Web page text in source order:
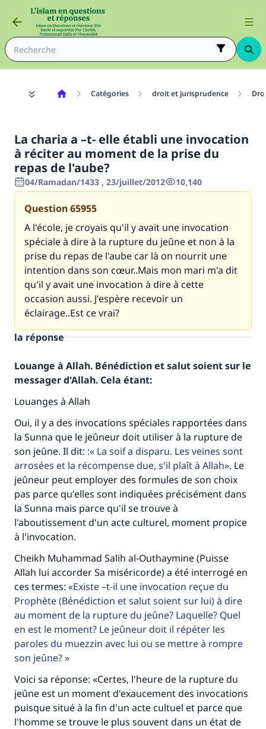
Catégories droit et jurisprudence
La charia a –t- elle établi une invocation
à réciter au moment de la prise du
repas de l'aube?
04/Ramadan/1433 , 23/juillet/2012 10,140
Question65955
A l'école, je croyais qu'il y avait une invocation
spéciale à dire à la rupture du jeûne et non à la
prise du repas de l'aube car là on nourrit une
intention dans son cœur..Mais mon mari m'a dit
qu'il y avait une invocation à dire à cette
occasion aussi. J'espère recevoir un
éclairage..Est ce vrai?
la réponse
Louange à Allah. Bénédiction et salut soient sur le
messager d'Allah. Cela étant:
Louanges à Allah
Oui, il y a des invocations spéciales rapportées dans
la Sunna que le jeûneur doit utiliser à la rupture de
son jeûne. Il dit: :
La soif a disparu. Les veines sont
arrosées et la récompense due, s'il plaît à Allah . Le
jeûneur peut employer des formules de son choix
pas parce qu'elles sont indiquées précisément dans
la Sunna mais parce qu'il se trouve à
l'aboutissement d'un acte culturel, moment propice
à l'invocation.
Cheikh Muhammad Salih al-Outhaymine (Puisse
Allah lui accorder Sa miséricorde) a été interrogé en
ces termes:
Existe –t-il une invocation reçue du
Prophète (Bénédiction et salut soient sur lui) à dire
au moment de la rupture du jeûne? Laquelle? Quel
en est le moment? Le jeûneur doit il répéter les
paroles du muezzin avec lui ou se mettre à rompre
son jeûne?
Voici sa réponse: «Certes, l'heure de la rupture du
jeûne est un moment d'exaucement des invocations
puisque situé à la fin d'un acte cultuel et parce que
l'homme se trouve le plus souvent dans un état de